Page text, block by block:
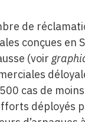
de
conçues en
(voir
cas de
déployés